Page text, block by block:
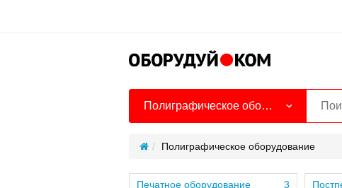
Полиграфическое оборудование
Полиграфическое оборудование
3
Печатное оборудование